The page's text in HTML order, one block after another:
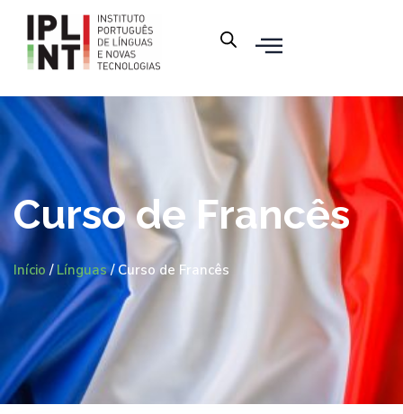
Curso de Francês
Início /Línguas/ Curso de Francês